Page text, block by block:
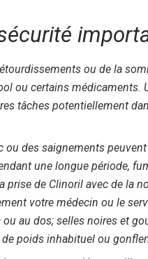
ou de la
ou certains
tâches potentiellement
ou des saignements
une longue période,
prise de Clinoril avec de la
votre médecin ou le
ou au dos; selles noires et
poids inhabituel ou